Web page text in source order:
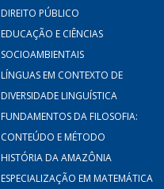
DIREITO PÚBLICO
EDUCAÇÃO E CIÊNCIAS
SOCIOAMBIENTAIS
LÍNGUAS EM CONTEXTO DE
DIVERSIDADE LINGUÍSTICA
FUNDAMENTOS DA FILOSOFIA:
CONTEÚDO E MÉTODO
HISTÓRIA DA AMAZÔNIA
ESPECIALIZAÇÃO EM MATEMÁTICA